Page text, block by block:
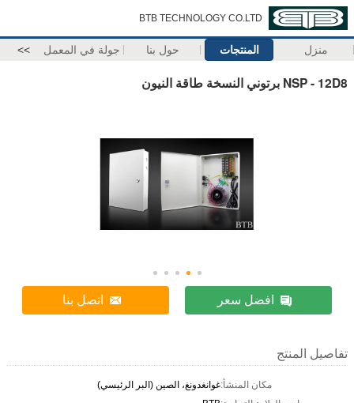
BTB TECHNOLOGY CO.LTD
منزل المنتجات حول بنا جولة في المعمل >>
NSP - 12D8 برتوني النسخة طاقة النيون
افضل سعر اتصل بنا
تفاصيل المنتج
مكان المنشأ:غوانغدونغ، الصين (البر الرئيسي)